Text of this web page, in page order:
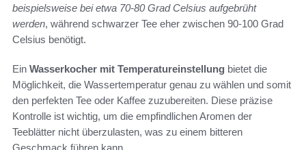
beispielsweise bei etwa 70-80 Grad Celsius aufgebrüht
werden, während schwarzer Tee eher zwischen 90-100 Grad
Celsius benötigt.
Ein Wasserkocher mit Temperatureinstellung bietet die
Möglichkeit, die Wassertemperatur genau zu wählen und somit
den perfekten Tee oder Kaffee zuzubereiten. Diese präzise
Kontrolle ist wichtig, um die empfindlichen Aromen der
Teeblätter nicht überzulasten, was zu einem bitteren
Geschmack führen kann.